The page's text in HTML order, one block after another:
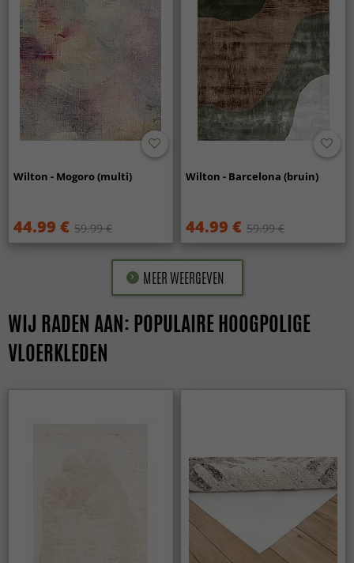
Wilton - Mogoro (multi)
44.99 € 59.99 €
Wilton - Barcelona (bruin)
44.99 € 59.99 €
MEER WEERGEVEN
WIJ RADEN AAN: POPULAIRE HOOGPOLIGE
VLOERKLEDEN